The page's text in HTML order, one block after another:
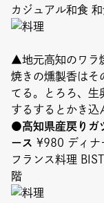
カジュアル和食
▲地元高知のワラ
焼きの燻製香はそ
てる。とろろ、生
するするとかき込
●高知県産戻りガ
ース ¥980 ディナ
フランス料理
階